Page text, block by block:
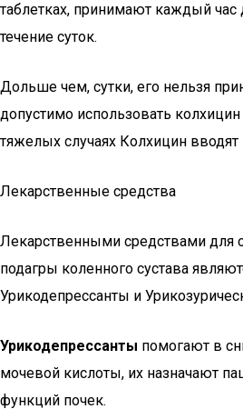
таблетках, принимают каждый час
течение суток.
Дольше чем, сутки, его нельзя
допустимо использовать
тяжелых случаях Колхицин вводят
Лекарственные средства
Лекарственными средствами для
подагры коленного сустава
Урикодепрессанты и
Урикодепрессанты помогают в
мочевой кислоты, их назначают
функций почек.